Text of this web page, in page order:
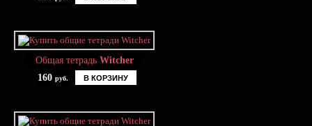
Общая тетрадь Witcher
160 руб. В КОРЗИНУ